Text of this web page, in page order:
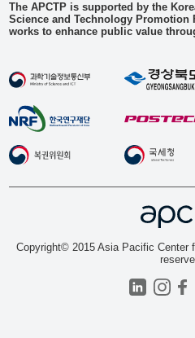
The APCTP is supported by the
Science and Technology Promotion
works to enhance public value
Copyright© 2015 Asia Pacific Center